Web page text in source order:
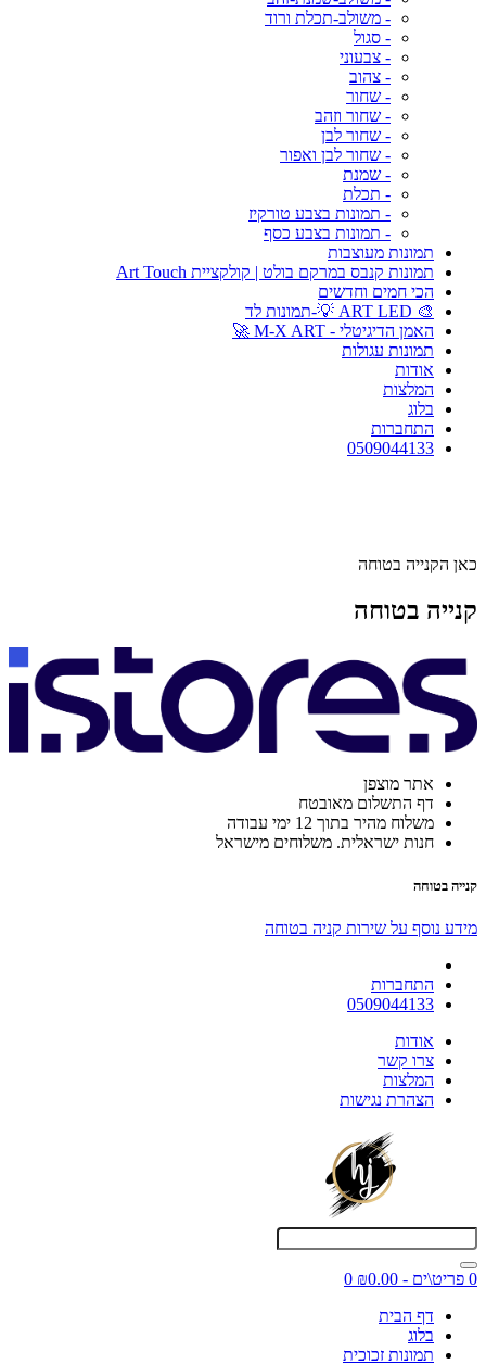
- משולב-תכלת ורוד
- סגול
- צבעוני
- צהוב
- שחור
- שחור וזהב
- שחור לבן
- שחור לבן ואפור
- שמנת
- תכלת
- תמונות בצבע טורקיז
- תמונות בצבע כסף
תמונות מעוצבות
תמונות קנבס במרקם בולט | קולקציית Art Touch
הכי חמים וחדשים
🎨 ART LED 💡-תמונות לד
האמן הדיגיטלי - M-X ART 🚀
תמונות עגולות
אודות
המלצות
בלוג
התחברות
0509044133
כאן הקנייה בטוחה
קנייה בטוחה
אתר מוצפן
דף התשלום מאובטח
משלוח מהיר בתוך 12 ימי עבודה
חנות ישראלית. משלוחים מישראל
קנייה בטוחה
מידע נוסף על שירות קניה בטוחה
התחברות
0509044133
אודות
צרו קשר
המלצות
הצהרת נגישות
0 פריט\ים - ₪0.00
0
דף הבית
בלוג
תמונות זכוכית